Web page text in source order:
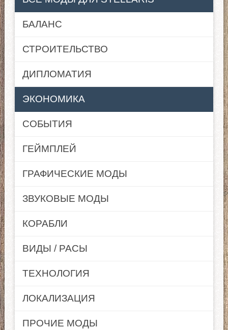
БАЛАНС
СТРОИТЕЛЬСТВО
ДИПЛОМАТИЯ
ЭКОНОМИКА
СОБЫТИЯ
ГЕЙМПЛЕЙ
ГРАФИЧЕСКИЕ МОДЫ
ЗВУКОВЫЕ МОДЫ
КОРАБЛИ
ВИДЫ / РАСЫ
ТЕХНОЛОГИЯ
ЛОКАЛИЗАЦИЯ
ПРОЧИЕ МОДЫ